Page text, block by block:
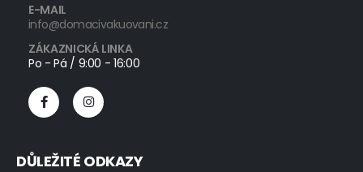
E-MAIL
info@domacivakuovani.cz
ZÁKAZNICKÁ LINKA
Po - Pá / 9:00 - 16:00
DŮLEŽITÉ ODKAZY